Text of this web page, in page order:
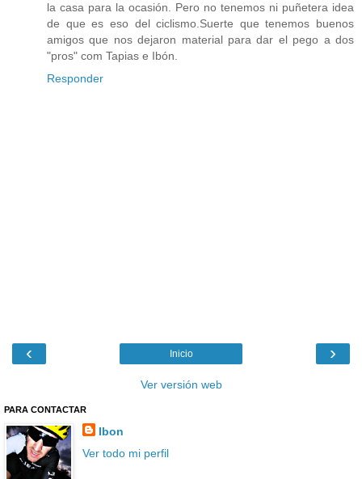
la casa para la ocasión. Pero no tenemos ni puñetera idea
de que es eso del ciclismo.Suerte que tenemos buenos
amigos que nos dejaron material para dar el pego a dos
"pros" com Tapias e Ibón.
Responder
‹ ›
Inicio
Ver versión web
PARA CONTACTAR
Ibon
Ver todo mi perfil